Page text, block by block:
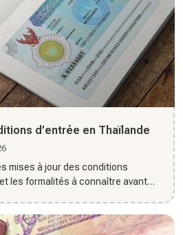
d’entrée en Thaïlande
mises à jour des conditions
les formalités à connaître avant